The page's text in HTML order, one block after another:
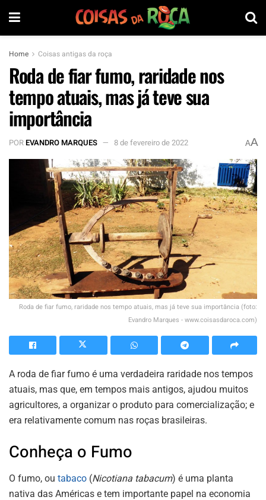
Home Coisas antigas da roça
Roda de fiar fumo, raridade nos
tempo atuais, mas já teve sua
importância
POREVANDRO MARQUES 8 de fevereiro de 2022 AA
Roda de fiar fumo, raridade nos tempo atuais, mas já teve sua importância (foto:
Evandro Marques - www.coisasdaroca.com)
A roda de fiar fumo é uma verdadeira raridade nos tempos
atuais, mas que, em tempos mais antigos, ajudou muitos
agricultores, a organizar o produto para comercialização; e
era relativamente comum nas roças brasileiras.
Conheça o Fumo
O fumo, ou tabaco (Nicotiana tabacum) é uma planta
nativa das Américas e tem importante papel na economia